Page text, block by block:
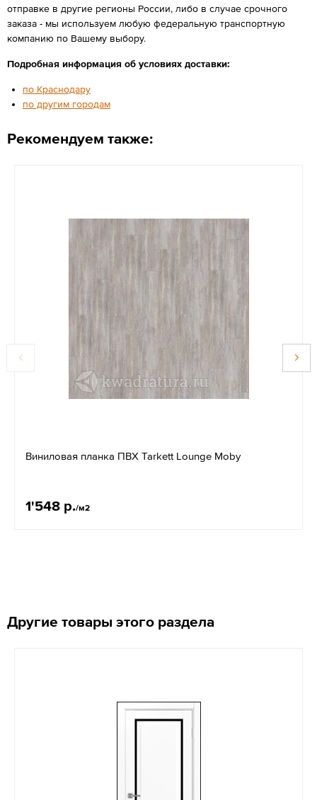
отправке в другие регионы России, либо в случае срочного
заказа - мы используем любую федеральную транспортную
компанию по Вашему выбору.
Подробная информация об условиях доставки:
по Краснодару
по другим городам
Рекомендуем также:
Виниловая планка ПВХ Tarkett Lounge Moby
1'548 р./м2
Другие товары этого раздела